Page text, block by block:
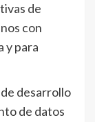
de
con
y para
desarrollo
de datos